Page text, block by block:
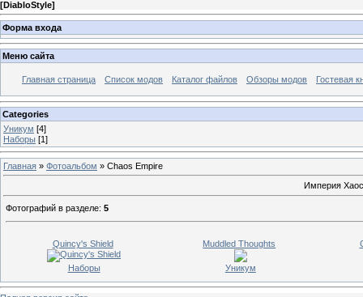
[DiabloStyle]
Форма входа
Меню сайта
Главная страница Список модов Каталог файлов Обзоры модов Гостевая
Categories
Уникум [4]
Наборы [1]
Главная » Фотоальбом » Chaos Empire
Империя
Фотографий в разделе: 5
Quincy's Shield
Наборы
Muddled Thoughts
Уникум